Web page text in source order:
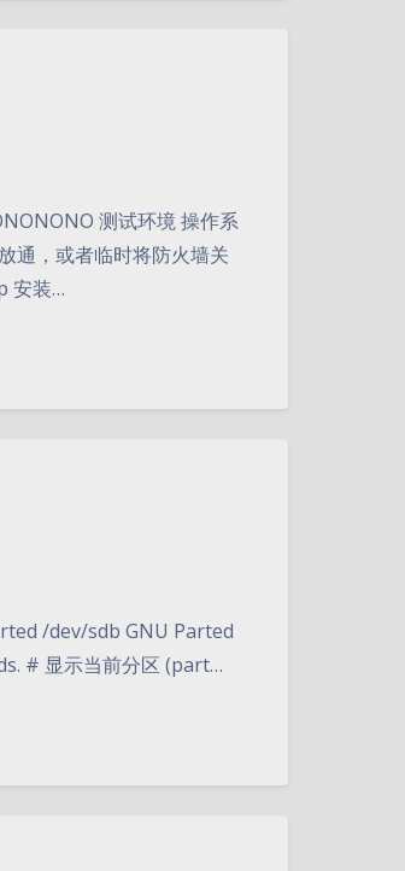
测试环境 操作系
通，或者临时将防火墙关
安装…
/dev/sdb GNU Parted
# 显示当前分区 (part…